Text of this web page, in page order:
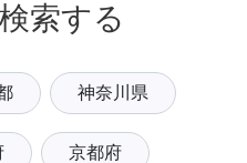
索する
神奈川県
京都府